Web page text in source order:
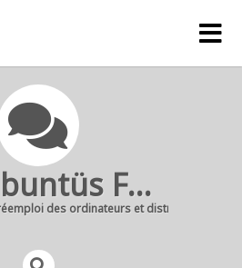
Emmabuntüs Forum
des ordinateurs et distribution Linux